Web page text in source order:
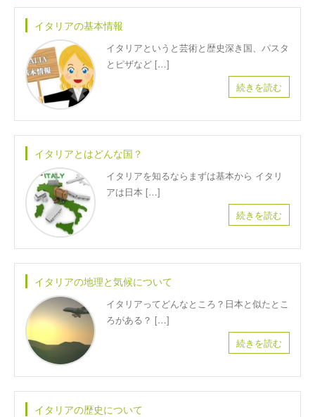
イタリアの基本情報
イタリアというと芸術と歴史深き国、パスタ
とピザなど […]
続きを読む
イタリアとはどんな国？
イタリアを知るならまずは基本から イタリ
アは日本 […]
続きを読む
イタリアの地理と気候について
イタリアってどんなところ？日本と似たとこ
ろがある？ […]
続きを読む
イタリアの歴史について